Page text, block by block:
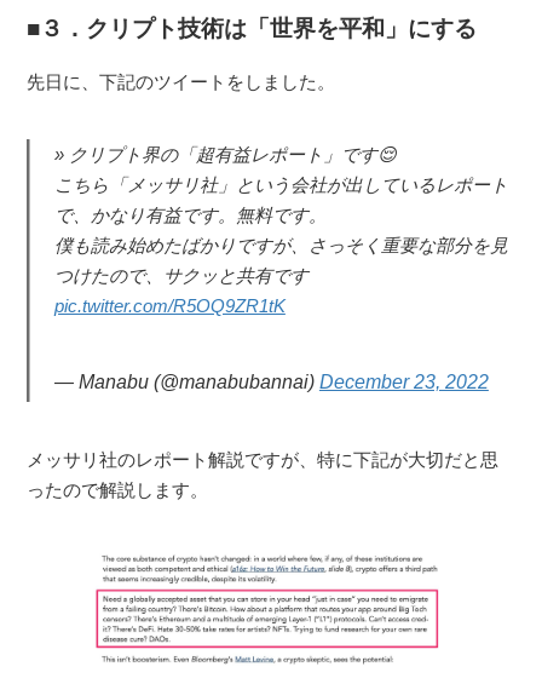
３．クリプト技術は「世界を平和」にする
先日に、下記のツイートをしました。
クリプト界の「超有益レポート」です😌
こちら「メッサリ社」という会社が出しているレポート
で、かなり有益です。無料です。
僕も読み始めたばかりですが、さっそく重要な部分を見
つけたので、サクッと共有です
pic.twitter.com/R5OQ9ZR1tK
— Manabu (@manabubannai) December 23, 2022
メッサリ社のレポート解説ですが、特に下記が大切だと思
ったので解説します。